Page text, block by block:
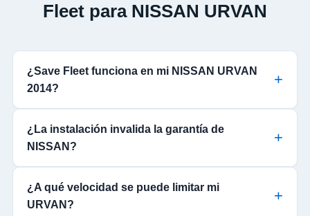
Fleet para NISSAN URVAN
¿Save Fleet funciona en mi NISSAN URVAN
2014?
¿La instalación invalida la garantía de
NISSAN?
¿A qué velocidad se puede limitar mi
URVAN?